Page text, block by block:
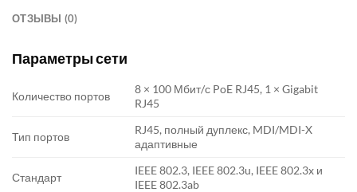
ОТЗЫВЫ (0)
Параметры сети
Количество портов
8 × 100 Мбит/с PoE RJ45, 1 × Gigabit
RJ45
Тип портов
RJ45, полный дуплекс, MDI/MDI-X
адаптивные
Стандарт
IEEE 802.3, IEEE 802.3u, IEEE 802.3x и
IEEE 802.3ab